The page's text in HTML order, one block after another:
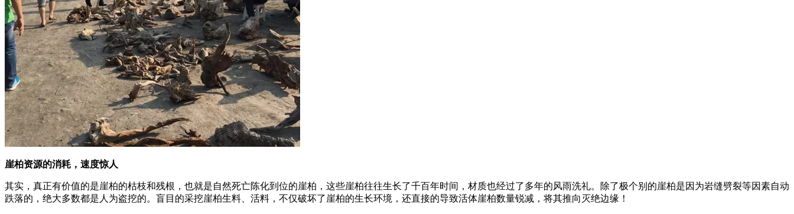
崖柏资源的消耗，速度惊人
其实，真正有价值的是崖柏的枯枝和残根，也就是自然死亡陈化到位的崖柏，这些崖柏往往生长了千百年时间，材质也经过了多年的风雨洗礼。除了极个别的崖柏是因为岩缝劈裂等因素自动
跌落的，绝大多数都是人为盗挖的。盲目的采挖崖柏生料、活料，不仅破坏了崖柏的生长环境，还直接的导致活体崖柏数量锐减，将其推向灭绝边缘！